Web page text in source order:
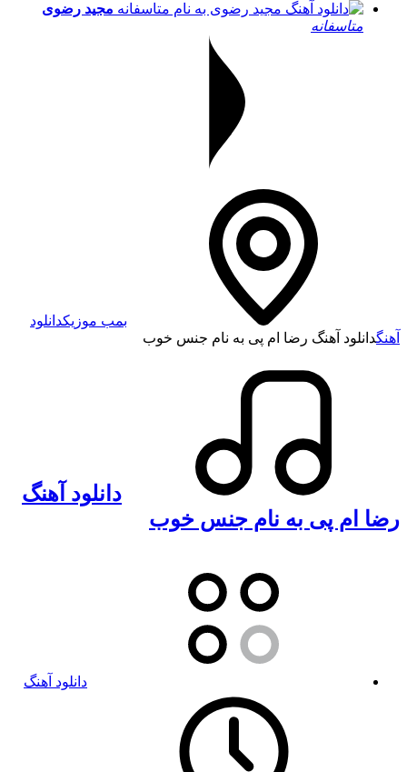
مجید رضوی
متاسفانه
بمب موزیکدانلود
آهنگدانلود آهنگ رضا ام پی به نام جنس خوب
دانلود آهنگ
رضا ام پی به نام جنس خوب
دانلود آهنگ